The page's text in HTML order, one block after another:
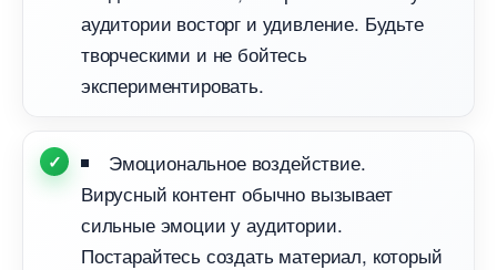
аудитории восторг и удивление. Будьте
творческими и не бойтесь
экспериментировать.
Эмоциональное воздействие.
ирусный контент обычно вызывает
сильные эмоции у аудитории.
Постарайтесь создать материал, который